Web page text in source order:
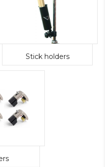
Stick holders